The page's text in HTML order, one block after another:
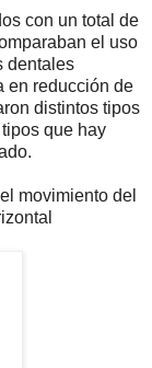
con un total de
el uso
dentales
en reducción de
distintos tipos
que hay
movimiento del